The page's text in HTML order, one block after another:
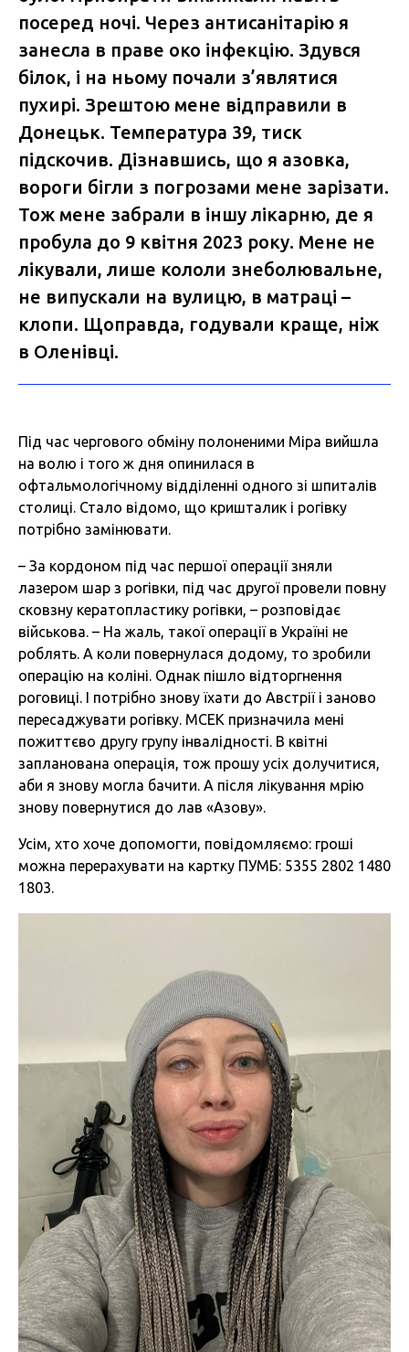
посеред ночі. Через антисанітарію я
занесла в праве око інфекцію. Здувся
білок, і на ньому почали з’являтися
пухирі. Зрештою мене відправили в
Донецьк. Температура 39, тиск
підскочив. Дізнавшись, що я азовка,
вороги бігли з погрозами мене зарізати.
Тож мене забрали в іншу лікарню, де я
пробула до 9 квітня 2023 року. Мене не
лікували, лише кололи знеболювальне,
не випускали на вулицю, в матраці –
клопи. Щоправда, годували краще, ніж
в Оленівці.
Під час чергового обміну полоненими Міра вийшла
на волю і того ж дня опинилася в
офтальмологічному відділенні одного зі шпиталів
столиці. Стало відомо, що кришталик і рогівку
потрібно замінювати.
– За кордоном під час першої операції зняли
лазером шар з рогівки, під час другої провели повну
сковзну кератопластику рогівки, – розповідає
військова. – На жаль, такої операції в Україні не
роблять. А коли повернулася додому, то зробили
операцію на коліні. Однак пішло відторгнення
роговиці. І потрібно знову їхати до Австрії і заново
пересаджувати рогівку. МСЕК призначила мені
пожиттєво другу групу інвалідності. В квітні
запланована операція, тож прошу усіх долучитися,
аби я знову могла бачити. А після лікування мрію
знову повернутися до лав «Азову».
Усім, хто хоче допомогти, повідомляємо: гроші
можна перерахувати на картку ПУМБ: 5355 2802 1480
1803.